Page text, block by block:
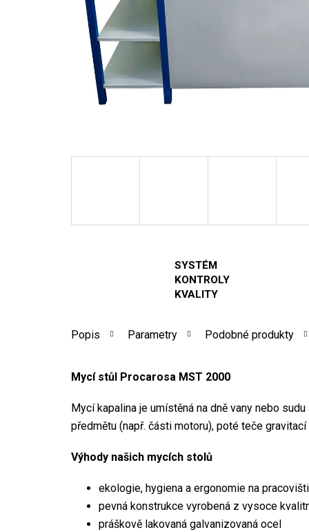
SYSTÉM
KONTROLY
KVALITY
Popis Parametry Podobné produkty
Mycí stůl Procarosa MST 2000
Mycí kapalina je umístěná na dně vany nebo
předmětu (např. části motoru), poté teče
Výhody našich mycích stolů
ekologie, hygiena a ergonomie na pracovišti
pevná konstrukce vyrobená z vysoce
práškově lakovaná galvanizovaná ocel